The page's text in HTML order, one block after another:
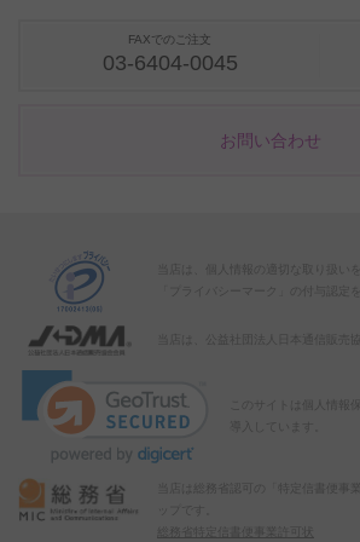
FAXでのご注文
03-6404-0045
お問い合わせ
当店は、個人情報の適切な取り扱い
「プライバシーマーク」の付与認定
このサイトは個人情報
導入しています。
当店は総務省認可の「特定信書便事
総務省特定信書便事業許可状